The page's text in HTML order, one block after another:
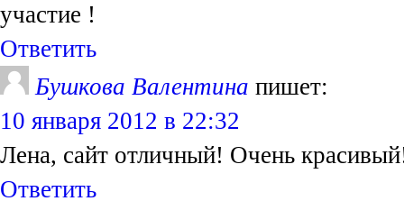
участие !
Ответить
Бушкова Валентина пишет:
10 января 2012 в 22:32
Лена, сайт отличный! Очень
Ответить